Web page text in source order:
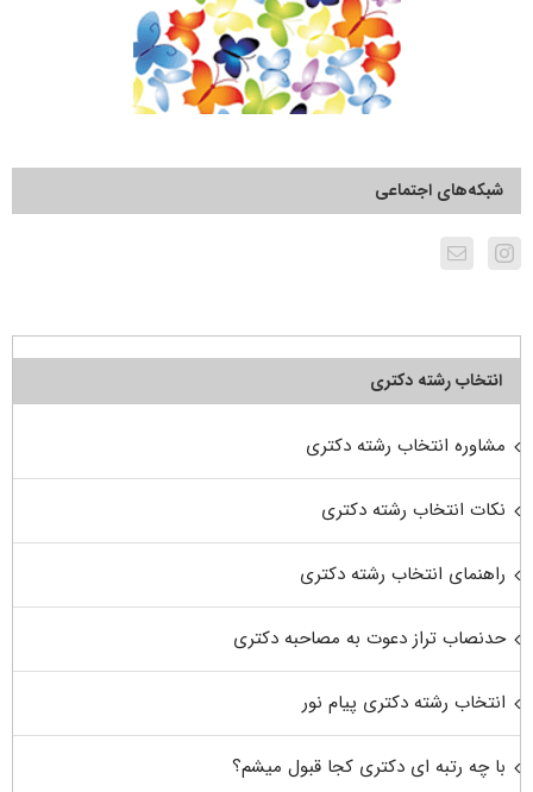
شبکه‌های اجتماعی
انتخاب رشته دکتری
مشاوره انتخاب رشته دکتری
نکات انتخاب رشته دکتری
راهنمای انتخاب رشته دکتری
حدنصاب تراز دعوت به مصاحبه دکتری
انتخاب رشته دکتری پیام نور
با چه رتبه ای دکتری کجا قبول میشم؟